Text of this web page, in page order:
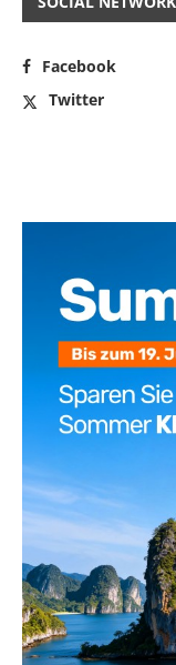
Facebook
Twitter